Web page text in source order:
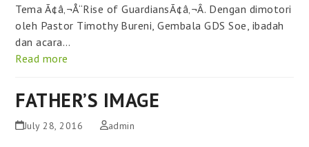
Tema Ã¢â‚¬Å“Rise of GuardiansÃ¢â‚¬Â. Dengan dimotori
oleh Pastor Timothy Bureni, Gembala GDS Soe, ibadah
dan acara…
Read more
FATHER’S IMAGE
July 28, 2016 admin